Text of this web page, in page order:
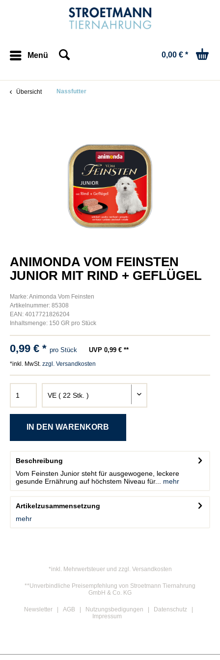
Menü 0,00 € *
Übersicht Nassfutter
ANIMONDA VOM FEINSTEN
JUNIOR MIT RIND + GEFLÜGEL
Marke: Animonda Vom Feinsten
Artikelnummer: 85308
EAN: 4017721826204
Inhaltsmenge: 150 GR pro Stück
0,99 € * pro Stück UVP 0,99 € **
*inkl. MwSt. zzgl. Versandkosten
Beschreibung
Vom Feinsten Junior steht für ausgewogene, leckere
gesunde Ernährung auf höchstem Niveau für...
mehr
Artikelzusammensetzung
mehr
*inkl. Mehrwertsteuer und zzgl. Versandkosten
**Unverbindliche Preisempfehlung von Stroetmann Tiernahrung
GmbH & Co. KG
Newsletter AGB Nutzungsbedigungen
Datenschutz
Impressum